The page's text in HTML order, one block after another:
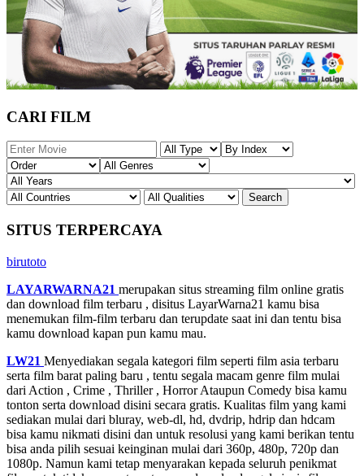
CARI FILM
SITUS TERPERCAYA
birutoto
LAYARWARNA21 merupakan situs streaming film online gratis
dan download film terbaru , disitus LayarWarna21 kamu bisa
menemukan film-film terbaru dan terupdate saat ini dan tentu bisa
kamu download kapan pun kamu mau.
LW21 Menyediakan segala kategori film seperti film asia terbaru
serta film barat paling baru , tentu segala macam genre film mulai
dari Action , Crime , Thriller , Horror Ataupun Comedy bisa kamu
tonton serta download disini secara gratis. Kualitas film yang kami
sediakan mulai dari bluray, web-dl, hd, dvdrip, hdrip dan hdcam
bisa kamu nikmati disini dan untuk resolusi yang kami berikan tentu
bisa anda pilih sesuai keinginan mulai dari 360p, 480p, 720p dan
1080p. Namun kami tetap menyarakan kepada seluruh penikmat